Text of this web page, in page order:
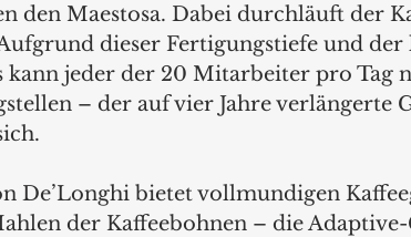
den Maestosa. Dabei durchläuft der
dieser Fertigungstiefe und
kann jeder der 20 Mitarbeiter pro Tag
– der auf vier Jahre verlängerte
De’Longhi bietet vollmundigen
der Kaffeebohnen – die